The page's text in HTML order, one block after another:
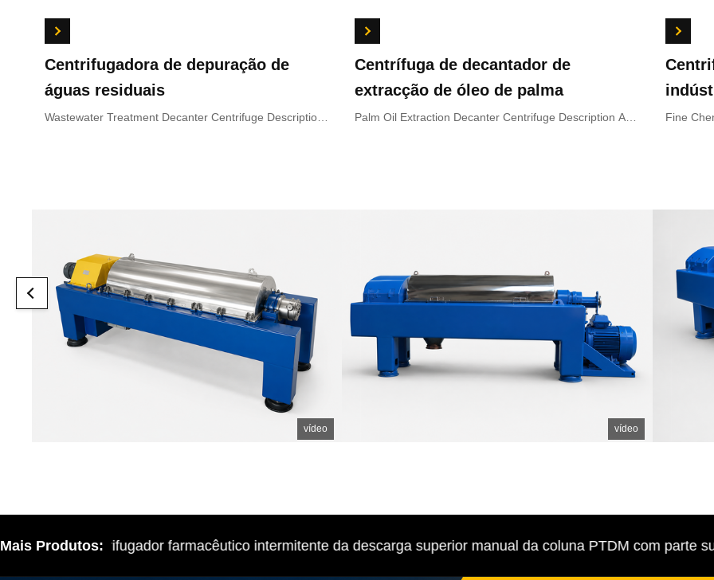
Centrífuga de decantador de
extracção de óleo de palma
Palm Oil Extraction Decanter Centrifuge Description A
Centrifugadora de decantador da
indústria química fina
Fine Chemical Industry Decanter Centrifuge Description
Calcium
Mais Produtos:
3 centrifugador farmacêutico intermitente da descarga superior manual da coluna PTDM com parte